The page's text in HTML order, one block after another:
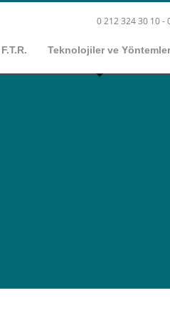
0 212 324 30 10 -
F.T.R. Teknolojiler ve Yöntemler